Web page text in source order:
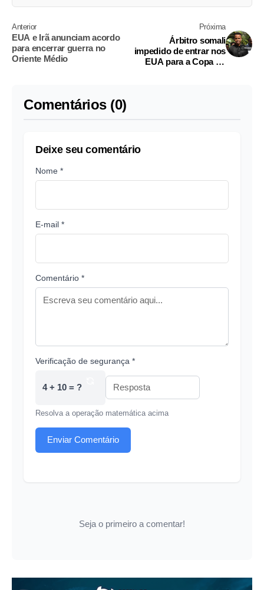
Anterior
EUA e Irã anunciam acordo
para encerrar guerra no
Oriente Médio
Próxima
Árbitro somali
impedido de entrar nos
EUA para a Copa do
Comentários (0)
Deixe seu comentário
Nome *
E-mail *
Comentário *
Verificação de segurança *
4 + 10 = ?
Resolva a operação matemática acima
Enviar Comentário
Seja o primeiro a comentar!